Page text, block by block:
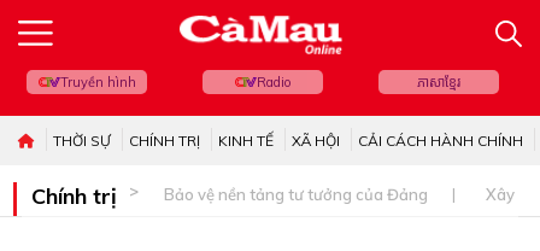
Truyền hình Radio ភាសាខ្មែរ
THỜI SỰ CHÍNH TRỊ KINH TẾ XÃ HỘI CẢI CÁCH HÀNH CHÍNH
Chính trị Bảo vệ nền tảng tư tưởng của Đảng Xây